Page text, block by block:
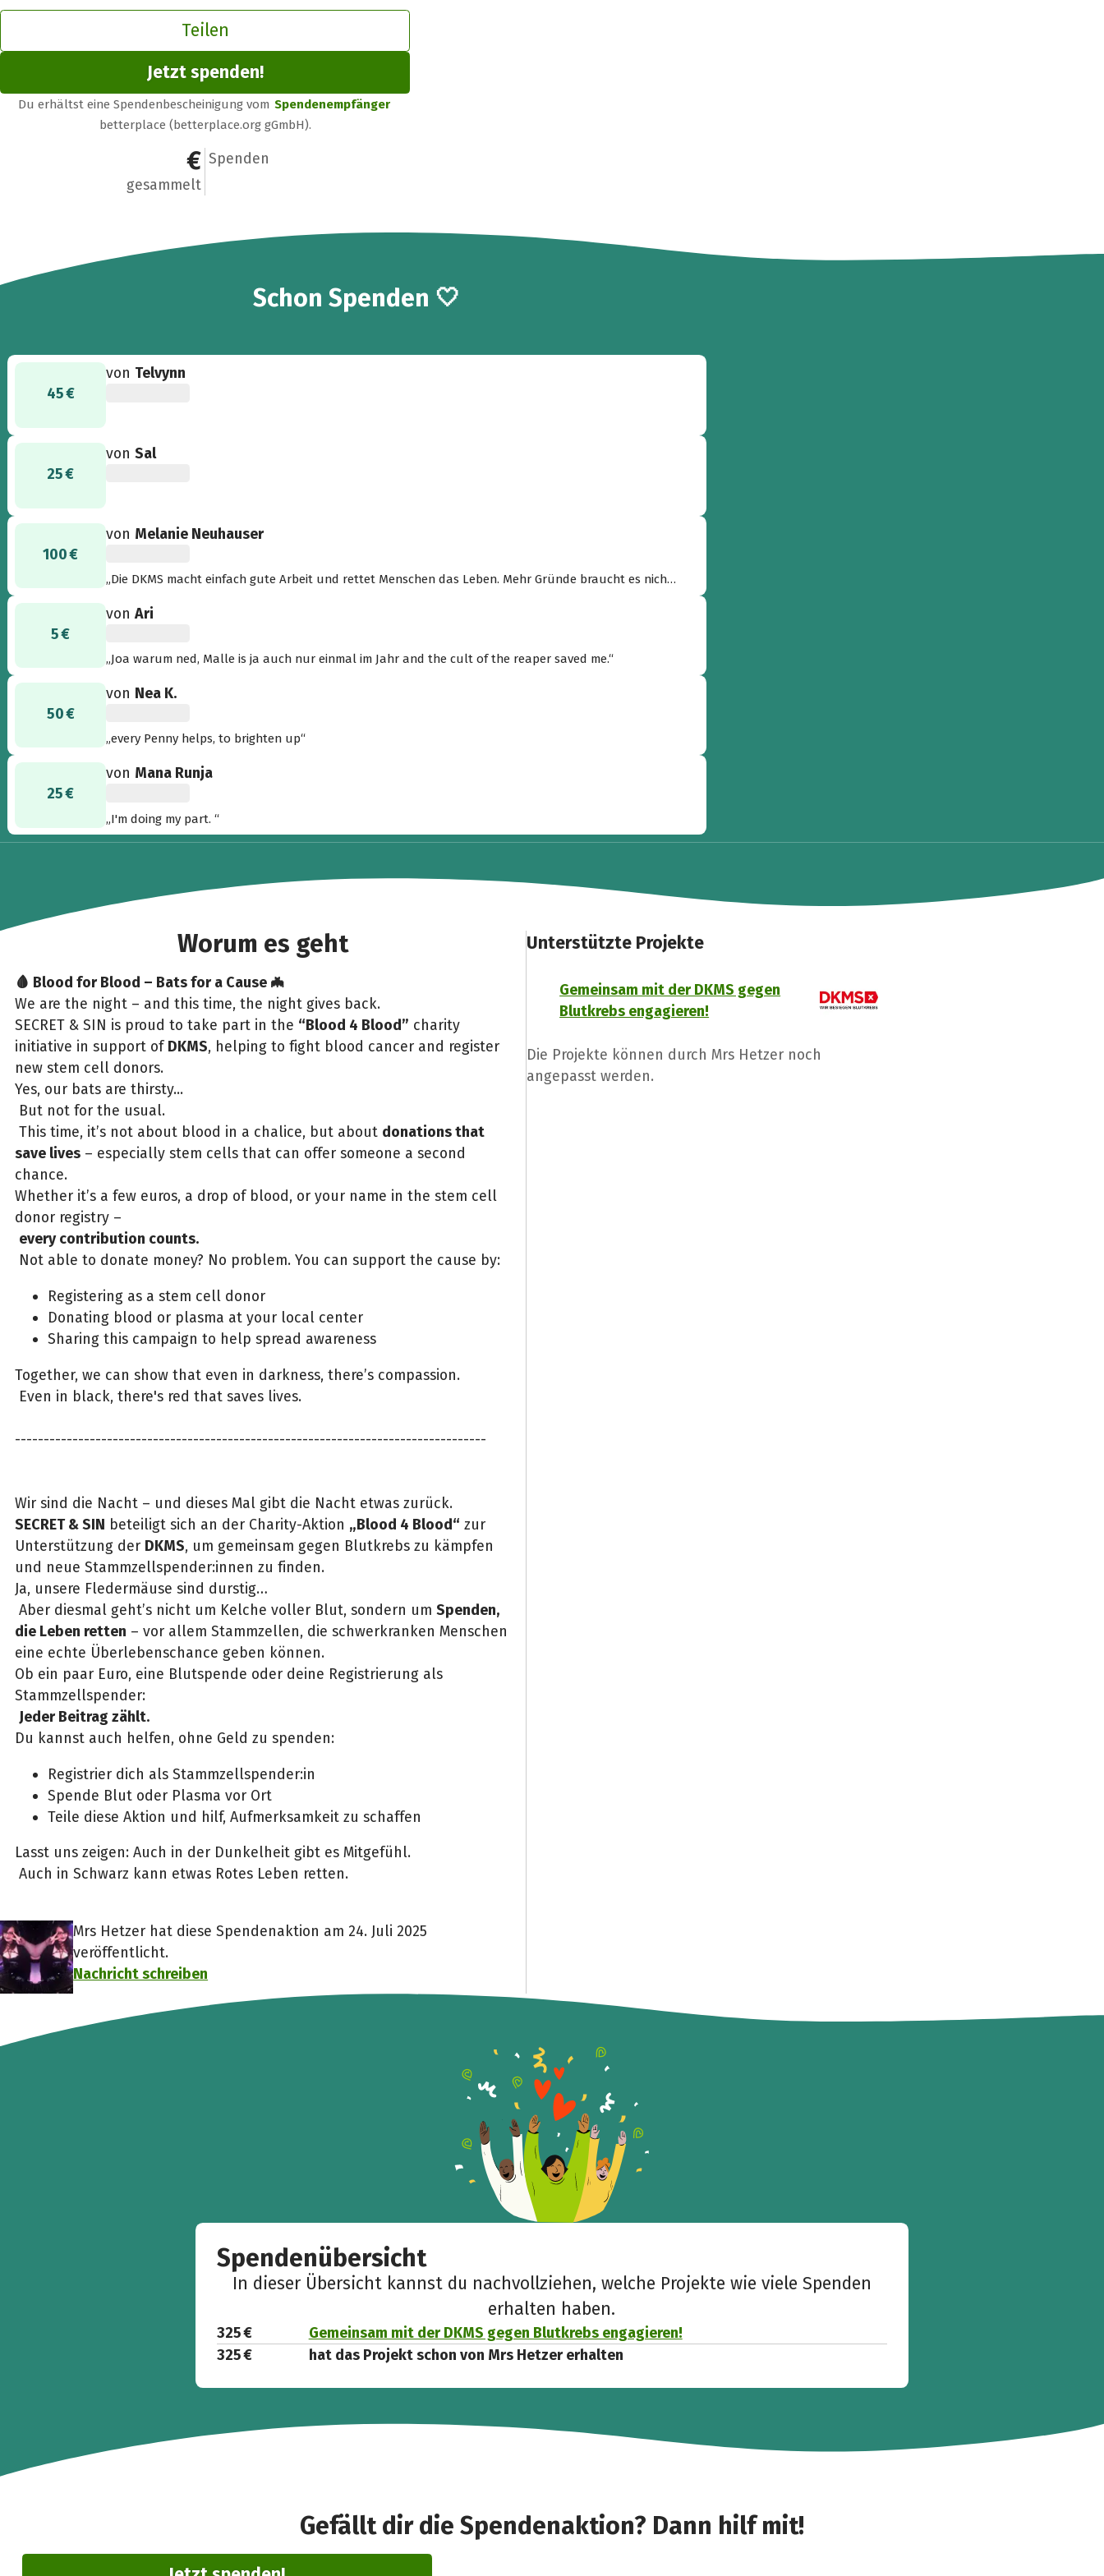
Teilen
Jetzt spenden!
Du erhältst eine Spendenbescheinigung vom Spendenempfänger
betterplace (betterplace.org gGmbH).
325 €
gesammelt
10
Spenden
Schon10
Spenden 🤍
45 €
von Telvynn
25 €
vonSal
100 €
von Melanie Neuhauser
„Die DKMS macht einfach gute Arbeit und rettet Menschen das Leben. Mehr Gründe braucht es nich
5 €
vonAri
„Joa warum ned, Malle is ja auch nur einmal im Jahr and the cult of the reaper saved me.“
50 €
von Nea K.
„every Penny helps, to brighten up“
25 €
von Mana Runja
„I'm doing my part. “
Worum es geht
🩸 Blood for Blood – Bats for a Cause 🦇
We are the night – and this time, the night gives back.
SECRET & SIN is proud to take part in the “Blood 4 Blood” charity
initiative in support ofDKMS, helping to fight blood cancer and register
new stem cell donors.
Yes, our bats are thirsty...
But not for the usual.
This time, it’s not about blood in a chalice, but about donations that
save lives– especially stem cells that can offer someone a second
chance.
Whether it’s a few euros, a drop of blood, or your name in the stem cell
donor registry –
every contribution counts.
Not able to donate money? No problem. You can support the cause by:
Registering as a stem cell donor
Donating blood or plasma at your local center
Sharing this campaign to help spread awareness
Together, we can show that even in darkness, there’s compassion.
Even in black, there's red that saves lives.
----------------------------------------------------------------------------------
Wir sind die Nacht – und dieses Mal gibt die Nacht etwas zurück.
SECRET & SIN beteiligt sich an der Charity-Aktion „Blood 4 Blood“ zur
Unterstützung der DKMS, um gemeinsam gegen Blutkrebs zu kämpfen
und neue Stammzellspender:innen zu finden.
Ja, unsere Fledermäuse sind durstig…
Aber diesmal geht’s nicht um Kelche voller Blut, sondern um Spenden,
die Leben retten – vor allem Stammzellen, die schwerkranken Menschen
eine echte Überlebenschance geben können.
Ob ein paar Euro, eine Blutspende oder deine Registrierung als
Stammzellspender:
Jeder Beitrag zählt.
Du kannst auch helfen, ohne Geld zu spenden:
Registrier dich als Stammzellspender:in
Spende Blut oder Plasma vor Ort
Teile diese Aktion und hilf, Aufmerksamkeit zu schaffen
Lasst uns zeigen: Auch in der Dunkelheit gibt es Mitgefühl.
Auch in Schwarz kann etwas Rotes Leben retten.
Mrs Hetzer hat diese Spendenaktion am 24. Juli 2025
veröffentlicht.
Nachricht schreiben
Unterstützte Projekte
Gemeinsam mit der DKMS gegen
Blutkrebs engagieren!
Die Projekte können durch Mrs Hetzer noch
angepasst werden.
Spendenübersicht
In dieser Übersicht kannst du nachvollziehen, welche Projekte wie viele Spenden
erhalten haben.
325 €
Gemeinsam mit der DKMS gegen Blutkrebs engagieren!
325 €
hat das Projekt schon von Mrs Hetzer erhalten
Gefällt dir die Spendenaktion? Dann hilf mit!